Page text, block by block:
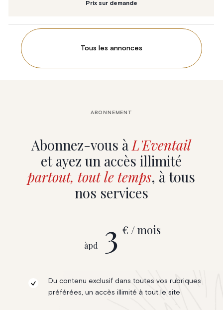
Prix sur demande
Tous les annonces
Abonnez-vous àL'Eventail
et ayez un accès illimité
partout, tout le temps, à tous
nos services
ABONNEMENT
àpd 3 € / mois
Du contenu exclusif dans toutes vos rubriques
préférées, un accès illimité à tout le site